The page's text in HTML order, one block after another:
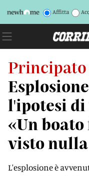
Affitta
Principato
l'ipotesi di
«Un
visto
L'esplosione è